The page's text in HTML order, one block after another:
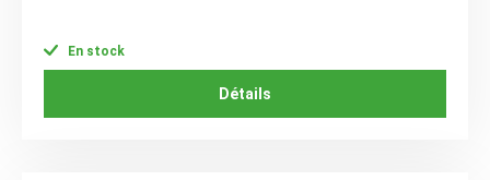
En stock
Détails